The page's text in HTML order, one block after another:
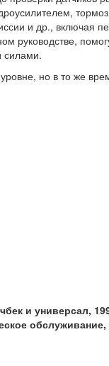
и др., включая
руководстве,
силами.
но в то же
и универсал,